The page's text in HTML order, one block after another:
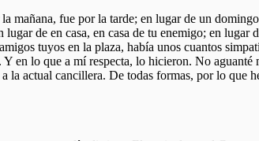
mañana, fue por la tarde; en lugar de un
de en casa, en casa de tu enemigo; en lugar
tuyos en la plaza, había unos cuantos
en lo que a mí respecta, lo hicieron. No aguanté
la actual cancillera. De todas formas, por lo que